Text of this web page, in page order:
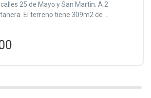
25 de Mayo y San Martin. A 2
El terreno tiene 309m2 de ...